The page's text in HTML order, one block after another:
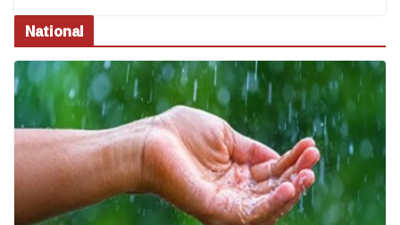
National